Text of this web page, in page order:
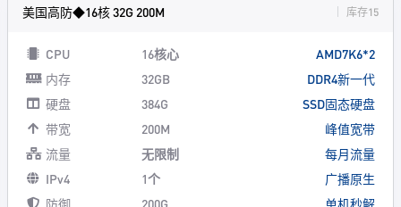
美国高防◆16核 32G 200M 库存15
CPU 16核心
AMD7K6*2
内存
32GB
DDR4新一代
硬盘
384G
SSD固态硬盘
带宽
200M
峰值宽带
流量
无限制
每月流量
IPv4
1个
广播原生
防御
200G 单机秒解